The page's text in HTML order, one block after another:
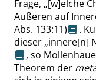
Frage, „[w]elche
Äußeren auf
Abs. 133:11)
.
dieser „innere[n]
, so
Theorem der